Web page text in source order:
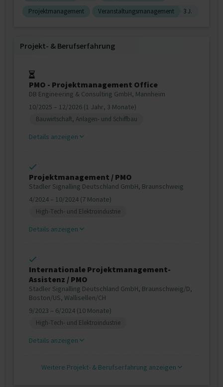
Projektmanagement
Veranstaltungsmanagement 3 J.
Projekt‐ & Berufserfahrung
PMO - Projektmanagement Office
DB Engineering & Consulting GmbH, Mannheim
10/2025 – 12/2026 (1 Jahr, 3 Monate)
Bauwirtschaft, Anlagen- und Schiffbau
Details anzeigen
Projektmanagement / PMO
Stadler Signalling Deutschland GmbH, Braunschweig
4/2024 – 10/2024 (7 Monate)
High-Tech- und Elektroindustrie
Details anzeigen
Internationale Projektmanagement-
Assistenz / PMO
Stadler Signalling Deutschland GmbH, Braunschweig/D,
Boston/US, Wallisellen/CH
9/2023 – 6/2024 (10 Monate)
High-Tech- und Elektroindustrie
Details anzeigen
Weitere Projekt‐ & Berufserfahrung anzeigen